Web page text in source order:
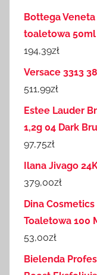
Bottega
toaletowa 50ml
194,39zł
Versace 3313
511,99zł
Estee Lauder
1,2g 04 Dark
97,75zł
Ilana Jivago
379,00zł
Dina
Toaletowa 100
53,00zł
Bielenda